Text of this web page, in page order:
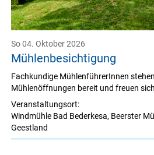
Mühlenbesichtigung
So 04. Oktober 2026
Veranstaltungsort:
Windmühle Bad Bederkesa, Beerster
Geestland
Fachkundige MühlenführerInnen
Mühlenöffnungen bereit und freuen